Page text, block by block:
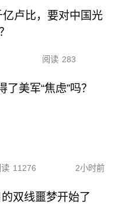
亿卢比，要对中国光
阅读 283
美军“焦虑”吗？
11276 2小时前
双线噩梦开始了